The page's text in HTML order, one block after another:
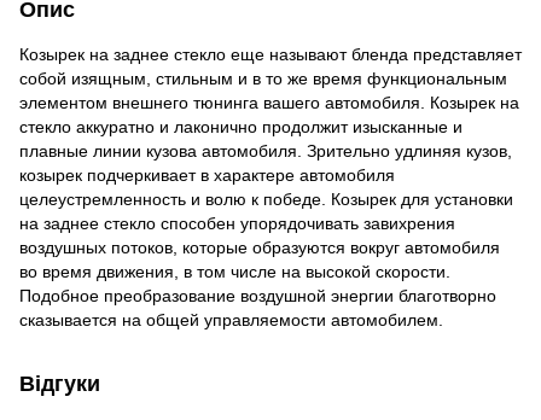
Опис
Козырек на заднее стекло еще называют бленда представляет
собой изящным, стильным и в то же время функциональным
элементом внешнего тюнинга вашего автомобиля. Козырек на
стекло аккуратно и лаконично продолжит изысканные и
плавные линии кузова автомобиля. Зрительно удлиняя кузов,
козырек подчеркивает в характере автомобиля
целеустремленность и волю к победе. Козырек для установки
на заднее стекло способен упорядочивать завихрения
воздушных потоков, которые образуются вокруг автомобиля
во время движения, в том числе на высокой скорости.
Подобное преобразование воздушной энергии благотворно
сказывается на общей управляемости автомобилем.
Відгуки